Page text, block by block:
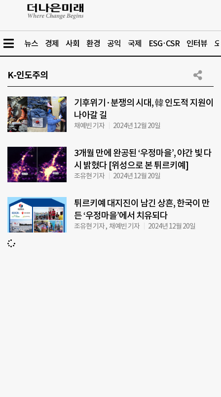
뉴스 경제 사회 환경 공익 국제 ESG·CSR 인터뷰
K-인도주의
기후위기·분쟁의 시대, 韓 인도적 지원이
나아갈 길
채예빈 기자 2024년 12월 20일
3개월 만에 완공된 ‘우정마을’, 야간 빛 다
시 밝혔다 [위성으로 본 튀르키예]
조유현 기자 2024년 12월 20일
튀르키예 대지진이 남긴 상흔, 한국이 만
든 ‘우정마을’에서 치유되다
조유현 기자 , 채예빈 기자 2024년 12월 20일